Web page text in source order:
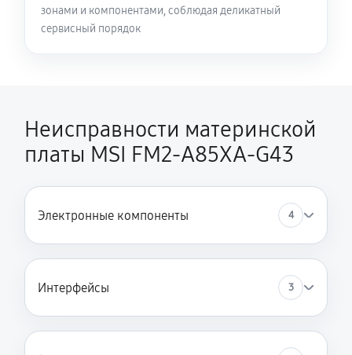
зонами и компонентами, соблюдая деликатный
сервисный порядок
Неисправности материнской
платы MSI FM2-A85XA-G43
Электронные компоненты 4
Интерфейсы 3